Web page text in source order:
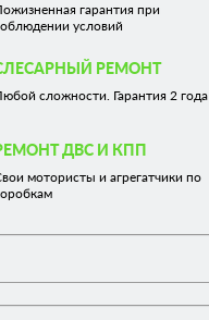
гарантия при
условий
РЕМОНТ
сложности. Гарантия 2 года
ДВС И КПП
мотористы и агрегатчики по